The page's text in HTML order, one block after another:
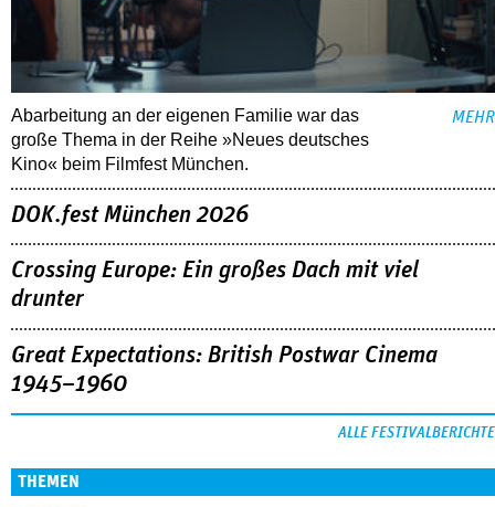
Abarbeitung an der eigenen Familie war das
große Thema in der Reihe »Neues deutsches
Kino« beim Filmfest München.
MEHR
DOK.fest München 2026
Crossing Europe: Ein großes Dach mit viel
drunter
Great Expectations: British Postwar Cinema
1945–1960
ALLE FESTIVALBERICHTE
THEMEN